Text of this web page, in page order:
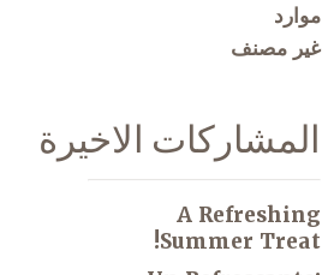
موارد
غير مصنف
المشاركات الاخيرة
A Refreshing
Summer Treat!